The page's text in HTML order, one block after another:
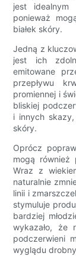
jest idealnym
ponieważ
białek skóry.
Jedną z
jest ich
emitowane
przepływu
promiennej i
bliskiej
i innych
skóry.
Oprócz
mogą również
Wraz z
naturalnie
linii i
stymuluje
bardziej
wykazało, że
podczerwieni
wyglądu